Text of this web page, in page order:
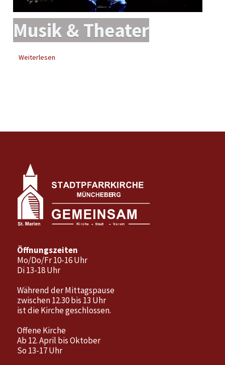
Musik & Theater
Weiterlesen
Öffnungszeiten
Mo/Do/Fr 10-16 Uhr
Di 13-18 Uhr
Während der Mittagspause
zwischen 12.30 bis 13 Uhr
ist die Kirche geschlossen.
Offene Kirche
Ab 12. April bis Oktober
So 13-17 Uhr